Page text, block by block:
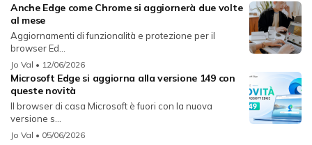
Anche Edge come Chrome si aggiornerà due volte
al mese
Aggiornamenti di funzionalità e protezione per il
browser Ed...
Jo Val • 12/06/2026
Microsoft Edge si aggiorna alla versione 149 con
queste novità
Il browser di casa Microsoft è fuori con la nuova
versione s...
Jo Val • 05/06/2026